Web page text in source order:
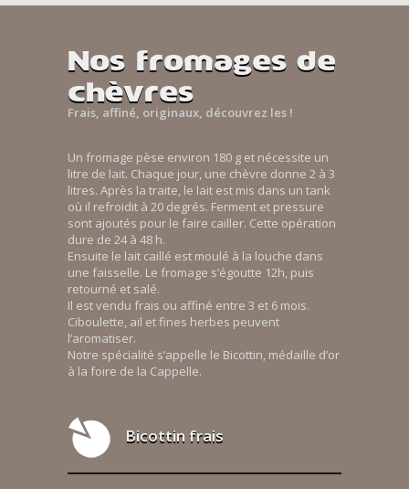
Nos fromages de
chèvres
Frais, affiné, originaux, découvrez les !
Un fromage pèse environ 180 g et nécessite un
litre de lait. Chaque jour, une chèvre donne 2 à 3
litres. Après la traite, le lait est mis dans un tank
où il refroidit à 20 degrés. Ferment et pressure
sont ajoutés pour le faire cailler. Cette opération
dure de 24 à 48 h.
Ensuite le lait caillé est moulé à la louche dans
une faisselle. Le fromage s’égoutte 12h, puis
retourné et salé.
Il est vendu frais ou affiné entre 3 et 6 mois.
Ciboulette, ail et fines herbes peuvent
l’aromatiser.
Notre spécialité s’appelle le Bicottin, médaille d’or
à la foire de la Cappelle.
Bicottin frais